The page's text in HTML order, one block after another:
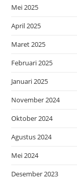
Mei 2025
April 2025
Maret 2025
Februari 2025
Januari 2025
November 2024
Oktober 2024
Agustus 2024
Mei 2024
Desember 2023